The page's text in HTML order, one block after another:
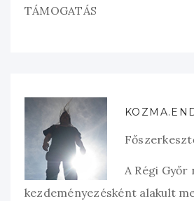
TÁMOGATÁS
A Régi
kezdeményezésként alakult